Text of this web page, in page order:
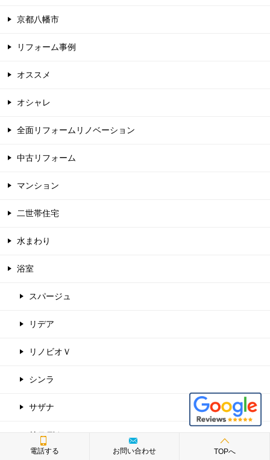
京都八幡市
リフォーム事例
オススメ
オシャレ
全面リフォームリノベーション
中古リフォーム
マンション
二世帯住宅
水まわり
浴室
スパージュ
リデア
リノビオＶ
シンラ
サザナ
リモデル
電話する お問い合わせ TOPへ